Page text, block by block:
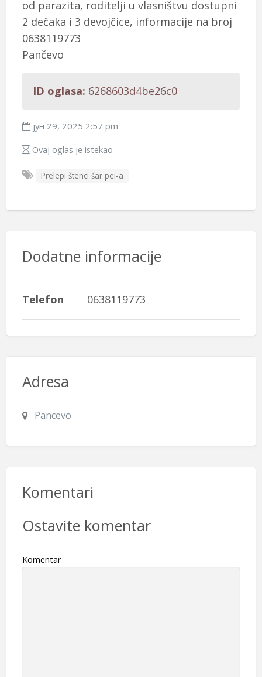
od parazita, roditelji u vlasništvu dostupni
2 dečaka i 3 devojčice, informacije na broj
0638119773
Pančevo
ID oglasa: 6268603d4be26c0
јун 29, 2025 2:57 pm
Ovaj oglas je istekao
Prelepi štenci šar pei-a
Dodatne informacije
Telefon 0638119773
Adresa
Pancevo
Komentari
Ostavite komentar
Komentar